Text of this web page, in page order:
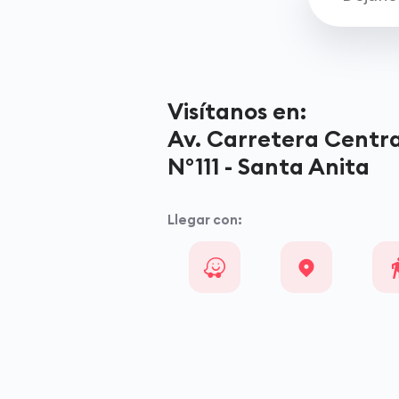
Visítanos en:
Av. Carretera
N°111 - Santa Anita
Llegar con: